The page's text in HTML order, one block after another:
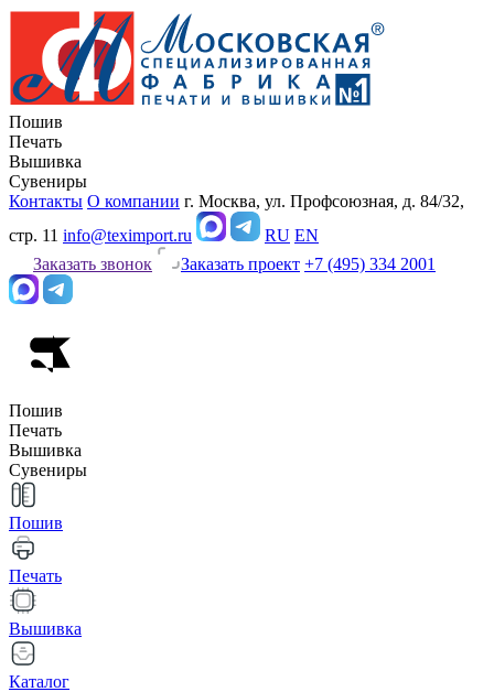
Пошив
Печать
Вышивка
Сувениры
Контакты О компании г. Москва, ул. Профсоюзная, д. 84/32,
стр. 11 info@teximport.ru RU EN
Заказать звонок
Заказать проект +7 (495) 334 2001
Пошив
Печать
Вышивка
Сувениры
Пошив
Печать
Вышивка
Каталог